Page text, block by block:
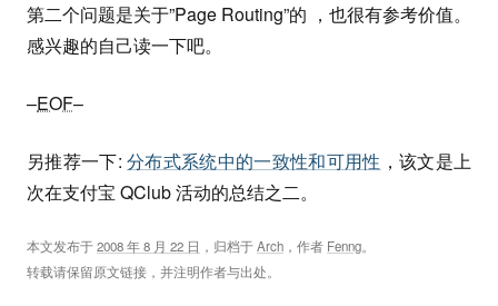
第二个问题是关于”Page Routing”的 ，也很有参考价值。
感兴趣的自己读一下吧。
–EOF–
另推荐一下: 分布式系统中的一致性和可用性 ，该文是上
次在支付宝 QClub 活动的总结之二。
本文发布于2008 年 8 月 22 日 ，归档于Arch ，作者 Fenng。
转载请保留原文链接，并注明作者与出处。